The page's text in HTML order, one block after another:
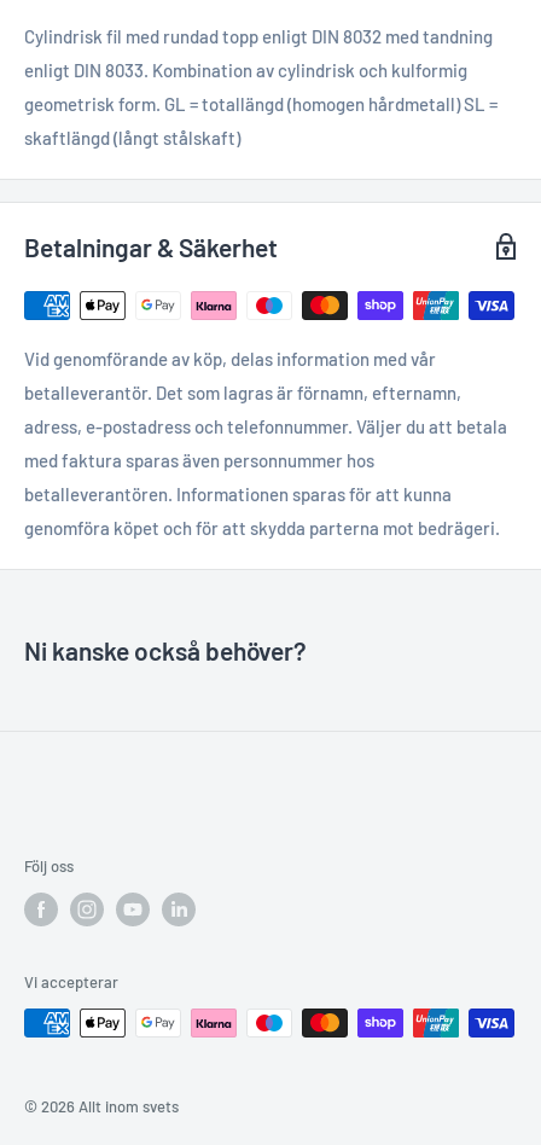
Cylindrisk fil med rundad topp enligt DIN 8032 med tandning
enligt DIN 8033. Kombination av cylindrisk och kulformig
geometrisk form. GL = totallängd (homogen hårdmetall) SL =
skaftlängd (långt stålskaft)
Betalningar & Säkerhet
Vid genomförande av köp, delas information med vår
betalleverantör. Det som lagras är förnamn, efternamn,
adress, e-postadress och telefonnummer. Väljer du att betala
med faktura sparas även personnummer hos
betalleverantören. Informationen sparas för att kunna
genomföra köpet och för att skydda parterna mot bedrägeri.
Ni kanske också behöver?
Följ oss
Vi accepterar
© 2026 Allt inom svets